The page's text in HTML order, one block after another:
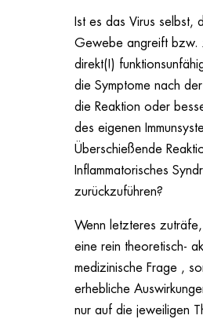
Ist es das Virus selbst,
Gewebe angreift bzw.
direkt(!)
die Symptome nach
die Reaktion oder
des eigenen
Überschießende
Inflammatorisches
zurückzuführen?
Wenn letzteres
eine rein theoretisch-
medizinische Frage ,
erhebliche
nur auf die jeweiligen